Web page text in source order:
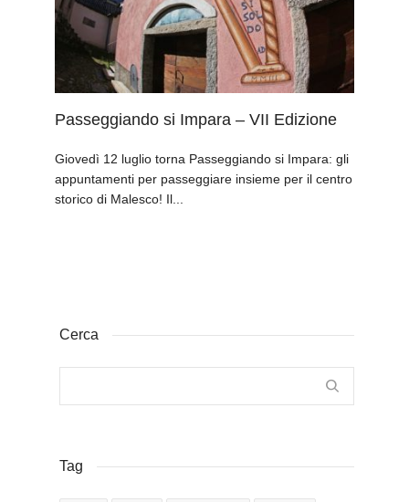
Passeggiando si Impara – VII Edizione
Giovedì 12 luglio torna Passeggiando si Impara: gli
appuntamenti per passeggiare insieme per il centro
storico di Malesco! Il...
Cerca
Tag